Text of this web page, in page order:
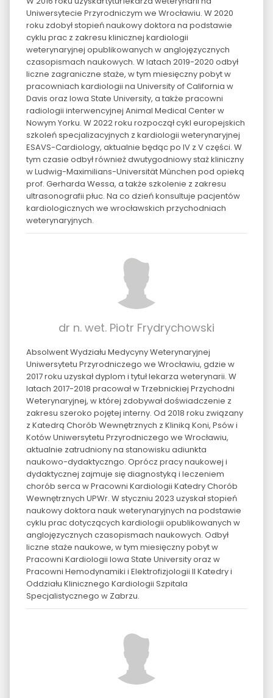
Uniwersytecie Przyrodniczym we Wrocławiu. W 2020
roku zdobył stopień naukowy doktora na podstawie
cyklu prac z zakresu klinicznej kardiologii
weterynaryjnej opublikowanych w anglojęzycznych
czasopismach naukowych. W latach 2019-2020 odbył
liczne zagraniczne staże, w tym miesięczny pobyt w
pracowniach kardiologii na University of California w
Davis oraz Iowa State University, a także pracowni
radiologii interwencyjnej Animal Medical Center w
Nowym Yorku. W 2022 roku rozpoczął cykl europejskich
szkoleń specjalizacyjnych z kardiologii weterynaryjnej
ESAVS-Cardiology, aktualnie będąc po IV z V części. W
tym czasie odbył również dwutygodniowy staż kliniczny
w Ludwig-Maximilians-Universität München pod opieką
prof. Gerharda Wessa, a także szkolenie z zakresu
ultrasonografii płuc. Na co dzień konsultuje pacjentów
kardiologicznych we wrocławskich przychodniach
weterynaryjnych.
dr n. wet. Piotr Frydrychowski
Absolwent Wydziału Medycyny Weterynaryjnej
Uniwersytetu Przyrodniczego we Wrocławiu, gdzie w
2017 roku uzyskał dyplom i tytuł lekarza weterynarii. W
latach 2017-2018 pracował w Trzebnickiej Przychodni
Weterynaryjnej, w której zdobywał doświadczenie z
zakresu szeroko pojętej interny. Od 2018 roku związany
z Katedrą Chorób Wewnętrznych z Kliniką Koni, Psów i
Kotów Uniwersytetu Przyrodniczego we Wrocławiu,
aktualnie zatrudniony na stanowisku adiunkta
naukowo-dydaktyczngo. Oprócz pracy naukowej i
dydaktycznej zajmuje się diagnostyką i leczeniem
chorób serca w Pracowni Kardiologii Katedry Chorób
Wewnętrznych UPWr. W styczniu 2023 uzyskał stopień
naukowy doktora nauk weterynaryjnych na podstawie
cyklu prac dotyczących kardiologii opublikowanych w
anglojęzycznych czasopismach naukowych. Odbył
liczne staże naukowe, w tym miesięczny pobyt w
Pracowni Kardiologii Iowa State University oraz w
Pracowni Hemodynamiki i Elektrofizjologii II Katedry i
Oddziału Klinicznego Kardiologii Szpitala
Specjalistycznego w Zabrzu.